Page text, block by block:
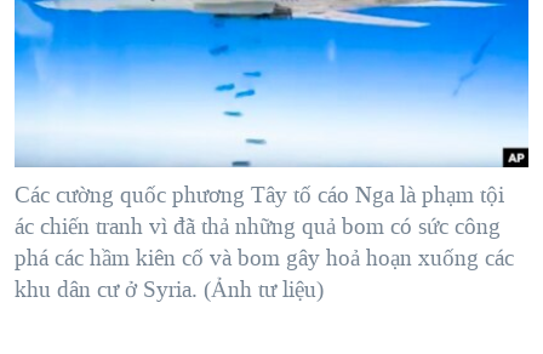
"Tìm"NGƯỜI VIỆT HẢI NGOẠI
ĐỜI SỐNG
KHOA HỌC
SỨC KHOẺ
THỂ THAO
TẠI
HÀNH TRÌNH BẦU CỬ 2024
MỘT NĂM CHIẾN TRANH TẠI DẢI GAZA
GIẢI MÃ VÀNH ĐAI & CON ĐƯỜNG
TRỊNH VĨNH BÌNH - NGƯỜI HẠ 'BÊN THẮNG CUỘC'
GROUND ZERO – XƯA VÀ NAY
VIDEO
NGHE
Ngôn ngữ khác
Các cường quốc phương Tây tố cáo Nga là phạm tội
ác chiến tranh vì đã thả những quả bom có sức công
phá các hầm kiên cố và bom gây hoả hoạn xuống các
khu dân cư ở Syria. (Ảnh tư liệu)